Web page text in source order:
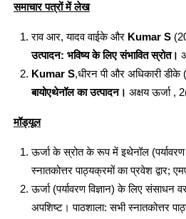
समाचार पत्रों में लेख
राव आर, यादव वाईके और Kumar S
उत्पादन: भविष्य के लिए संभावित स्रोत।
Kumar S,धीरन पी और अधिकारी
बायोएथेनॉल का उत्पादन। अक्षय ऊर्जा ,
मॉड्यूल
ऊर्जा के स्रोत के रूप में इथेनॉल (पर्यावरण
स्नातकोत्तर पाठ्यक्रमों का प्रवेश द्वार;
ऊर्जा (पर्यावरण विज्ञान) के लिए
अपशिष्ट। पाठशाला: सभी स्नातकोत्तर